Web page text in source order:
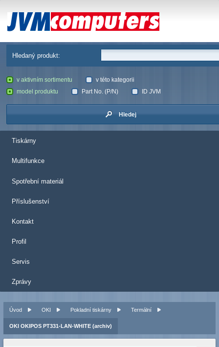
JVM Computers
Hledaný produkt:
v aktivním sortimentu
v této kategorii
model produktu
Part No. (P/N) ID JVM
Hledej
Tiskárny
Multifunkce
Spotřební materiál
Příslušenství
Kontakt
Profil
Servis
Zprávy
Úvod OKI Pokladní tiskárny Termální
OKI OKIPOS PT331-LAN-WHITE (archiv)